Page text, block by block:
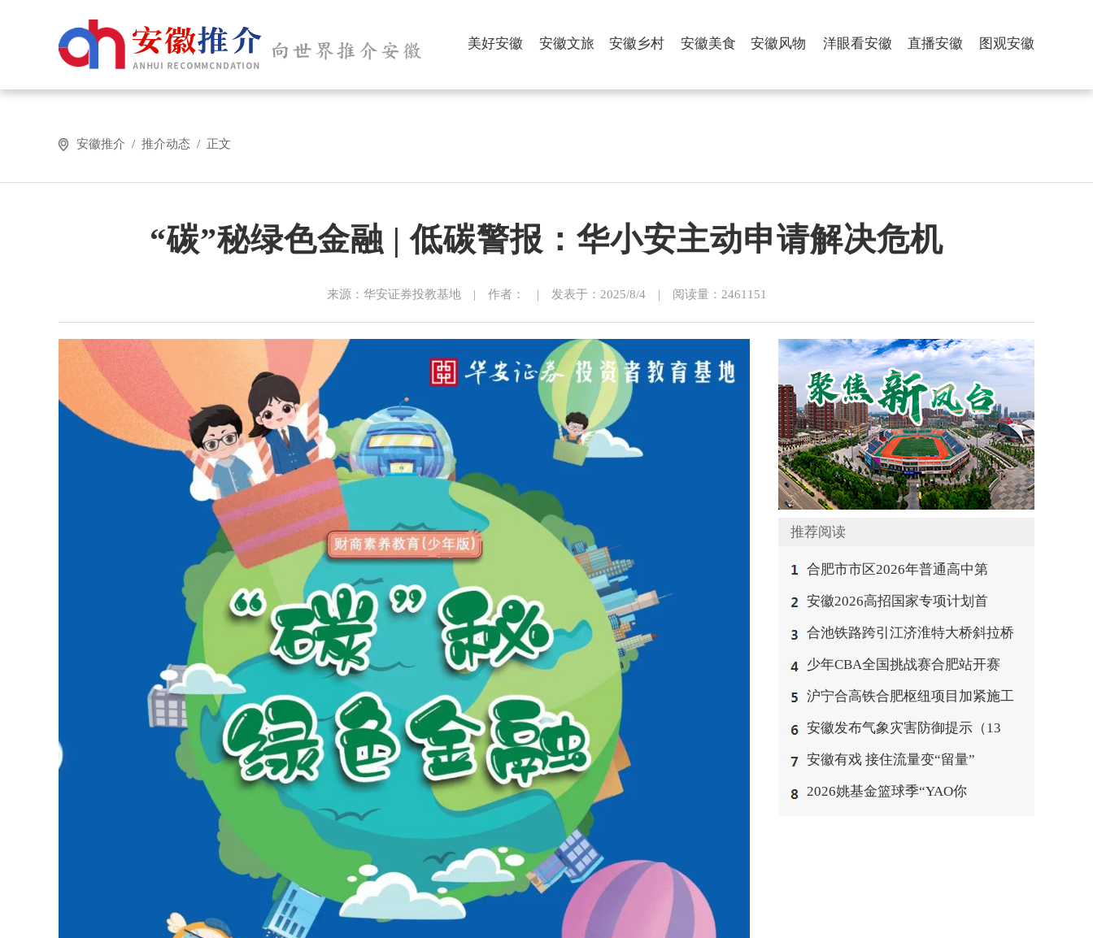
美好安徽 安徽文旅 安徽乡村 安徽美食 安徽风物 洋眼看安徽 直播安徽 图观安徽
安徽推介 / 推介动态 / 正文
“碳”秘绿色金融 | 低碳警报：华小安主动申请解决危机
来源：华安证券投教基地 | 作者： | 发表于：2025/8/4 | 阅读量：2461151
推荐阅读
合肥市市区2026年普通高中第
安徽2026高招国家专项计划首
合池铁路跨引江济淮特大桥斜拉桥
少年CBA全国挑战赛合肥站开赛
沪宁合高铁合肥枢纽项目加紧施工
安徽发布气象灾害防御提示（13
安徽有戏 接住流量变“留量”
2026姚基金篮球季“YAO你